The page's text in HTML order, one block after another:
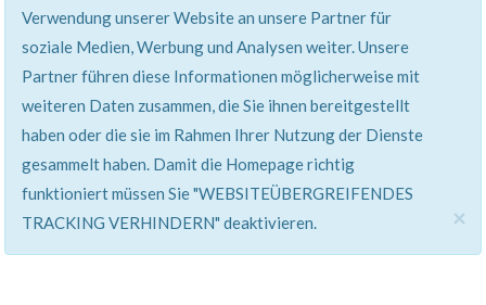
Verwendung unserer Website an unsere Partner für
soziale Medien, Werbung und Analysen weiter. Unsere
Partner führen diese Informationen möglicherweise mit
weiteren Daten zusammen, die Sie ihnen bereitgestellt
haben oder die sie im Rahmen Ihrer Nutzung der Dienste
gesammelt haben. Damit die Homepage richtig
funktioniert müssen Sie "WEBSITEÜBERGREIFENDES
TRACKING VERHINDERN" deaktivieren.
×
Sie haben keinen Zugang zu diesem Bereich. Sie
werden automatisch weitergeleitet.